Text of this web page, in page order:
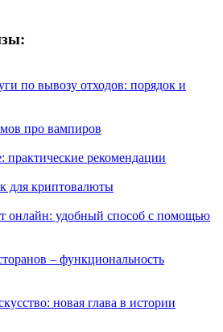
по вывозу отходов: порядок и
про вампиров
практические рекомендации
для криптовалюты
онлайн: удобный способ с помощью
– функциональность
новая глава в истории